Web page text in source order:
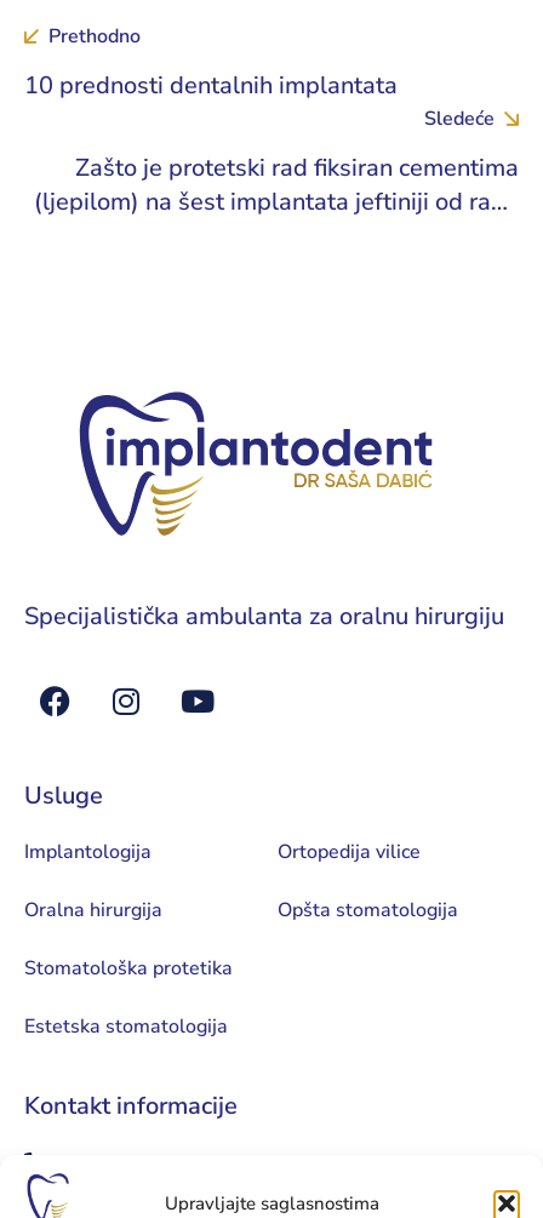
Upravljajte saglasnostima
Prethodno
10 prednosti dentalnih implantata
Sledeće
Zašto je protetski rad fiksiran cementima
(ljepilom) na šest implantata jeftiniji od rada
Specijalistička ambulanta za oralnu hirurgiju
Usluge
Implantologija
Oralna hirurgija
Stomatološka protetika
Estetska stomatologija
Ortopedija vilice
Opšta stomatologija
Kontakt informacije
+387 65 034 034